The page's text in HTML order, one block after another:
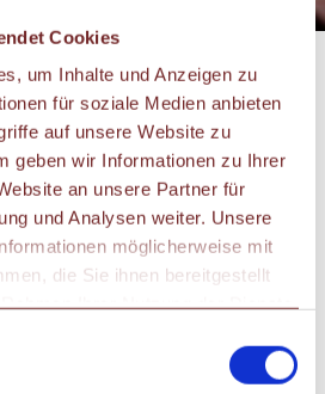
Cookies
um Inhalte und Anzeigen zu
für soziale Medien anbieten
auf unsere Website zu
geben wir Informationen zu Ihrer
an unsere Partner für
und Analysen weiter. Unsere
möglicherweise mit
die Sie ihnen bereitgestellt
Ihrer Nutzung der Dienste
Erfahrung in der
Managern /
dem Wissen um deren
wir davon überzeugt, der ideale
Wachstumspfad unserer
zu sein. Mit unserem langjährigen
Build-Konzepten und unserer